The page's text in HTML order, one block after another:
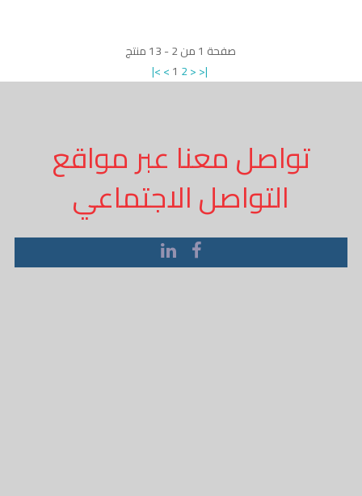
صفحة 1من2
-
13منتج
|<<1 2>>|
تواصل معنا عبر مواقع
التواصل الاجتماعي